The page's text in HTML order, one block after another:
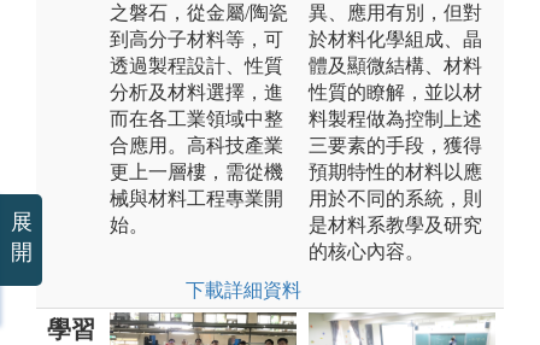
之磐石，從金屬/陶瓷
到高分子材料等，可
透過製程設計、性質
分析及材料選擇，進
而在各工業領域中整
合應用。高科技產業
更上一層樓，需從機
械與材料工程專業開
始。
下載詳細資料
異、應用有別，但對
於材料化學組成、晶
體及顯微結構、材料
性質的瞭解，並以材
料製程做為控制上述
三要素的手段，獲得
預期特性的材料以應
用於不同的系統，則
是材料系教學及研究
的核心內容。
學習
展
開